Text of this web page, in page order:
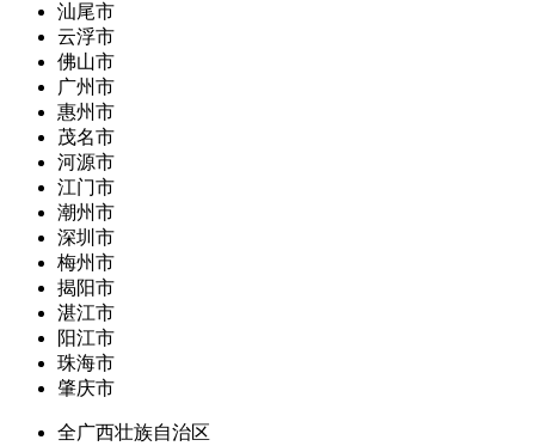
汕尾市
云浮市
佛山市
广州市
惠州市
茂名市
河源市
江门市
潮州市
深圳市
梅州市
揭阳市
湛江市
阳江市
珠海市
肇庆市
全广西壮族自治区